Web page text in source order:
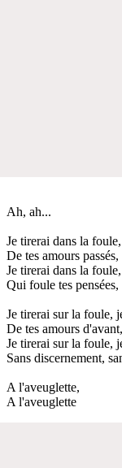
Ah, ah...
Je tirerai dans la
De tes amours
Je tirerai dans la
Qui foule tes
Je tirerai sur la foule,
De tes amours
Je tirerai sur la foule,
Sans discernement,
A l'aveuglette,
A l'aveuglette